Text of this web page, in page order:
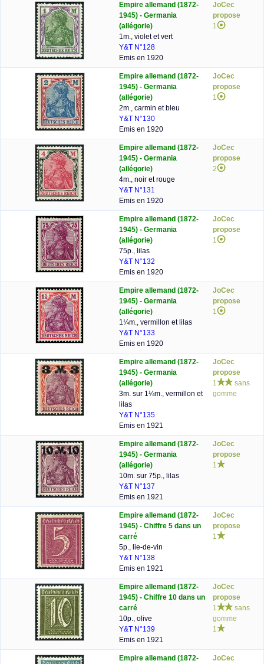
Empire allemand (1872-
1945) - Germania
(allégorie)
1m., violet et vert
Y&T N°128
Emis en 1920
JoCec
propose
1
Empire allemand (1872-
1945) - Germania
(allégorie)
2m., carmin et bleu
Y&T N°130
Emis en 1920
JoCec
propose
1
Empire allemand (1872-
1945) - Germania
(allégorie)
4m., noir et rouge
Y&T N°131
Emis en 1920
JoCec
propose
2
Empire allemand (1872-
1945) - Germania
(allégorie)
75p., lilas
Y&T N°132
Emis en 1920
JoCec
propose
1
Empire allemand (1872-
1945) - Germania
(allégorie)
1¼m., vermillon et lilas
Y&T N°133
Emis en 1920
JoCec
propose
1
Empire allemand (1872-
1945) - Germania
(allégorie)
3m. sur 1¼m., vermillon et
lilas
Y&T N°135
Emis en 1921
JoCec
propose
1
sans
gomme
Empire allemand (1872-
1945) - Germania
(allégorie)
10m. sur 75p., lilas
Y&T N°137
Emis en 1921
JoCec
propose
1
Empire allemand (1872-
1945) - Chiffre 5 dans un
carré
5p., lie-de-vin
Y&T N°138
Emis en 1921
JoCec
propose
1
Empire allemand (1872-
1945) - Chiffre 10 dans un
carré
10p., olive
Y&T N°139
Emis en 1921
JoCec
propose
1
sans
gomme
1
Empire allemand (1872- JoCec